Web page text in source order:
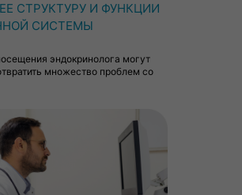
СТРУКТУРУ И ФУНКЦИИ
СИСТЕМЫ
эндокринолога могут
множество проблем со